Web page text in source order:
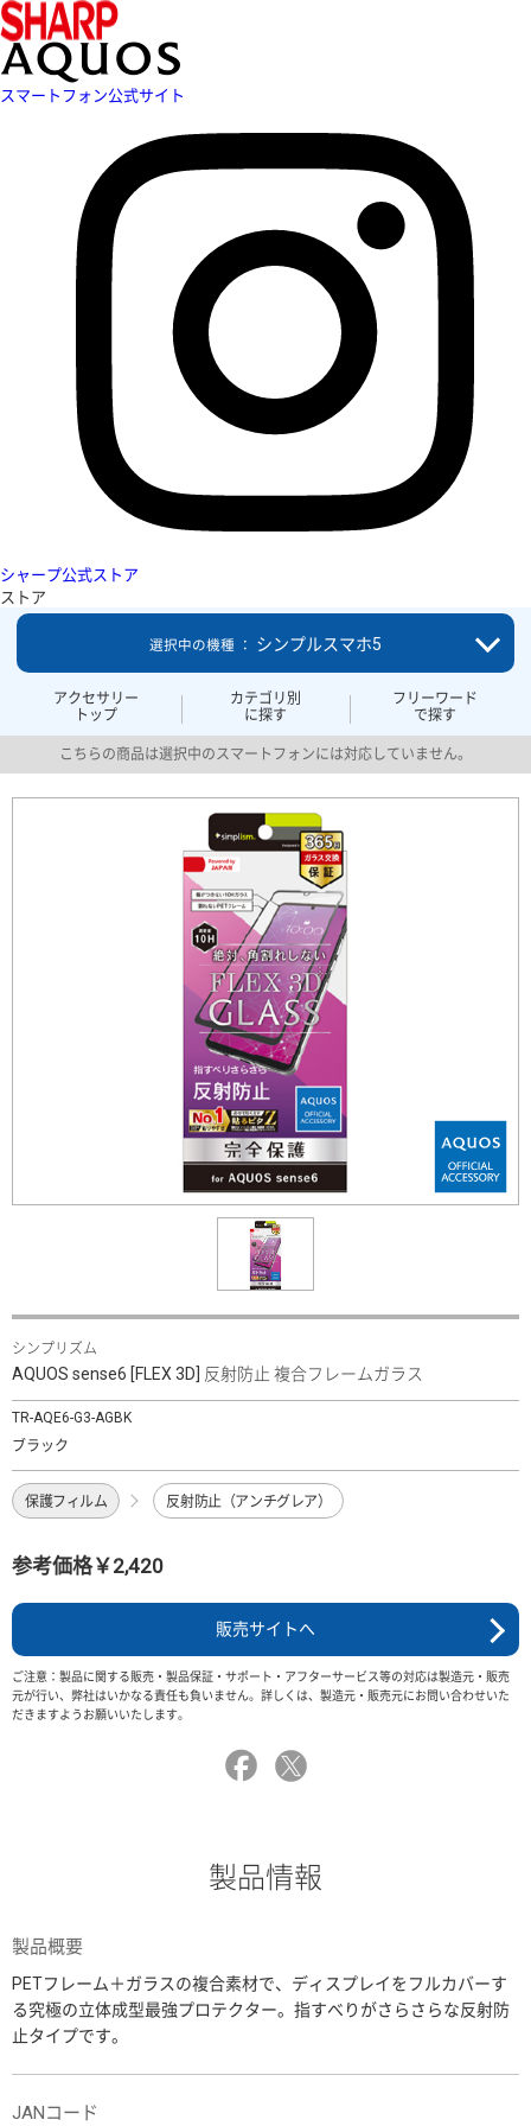
スマートフォン公式サイト
シャープ公式ストア
ストア
アクセサリー
トップ
カテゴリ別
に探す
フリーワード
で探す
選択中の機種 ： シンプルスマホ5
こちらの商品は選択中のスマートフォンには対応していません。
シンプリズム
AQUOS sense6 [FLEX 3D] 反射防止 複合フレームガラス
TR-AQE6-G3-AGBK
ブラック
保護フィルム 反射防止（アンチグレア）
参考価格￥2,420
販売サイトへ
ご注意：製品に関する販売・製品保証・サポート・アフターサービス等の対応は製造元・販売
元が行い、弊社はいかなる責任も負いません。詳しくは、製造元・販売元にお問い合わせいた
だきますようお願いいたします。
製品情報
製品概要
PETフレーム＋ガラスの複合素材で、ディスプレイをフルカバーす
る究極の立体成型最強プロテクター。指すべりがさらさらな反射防
止タイプです。
JANコード